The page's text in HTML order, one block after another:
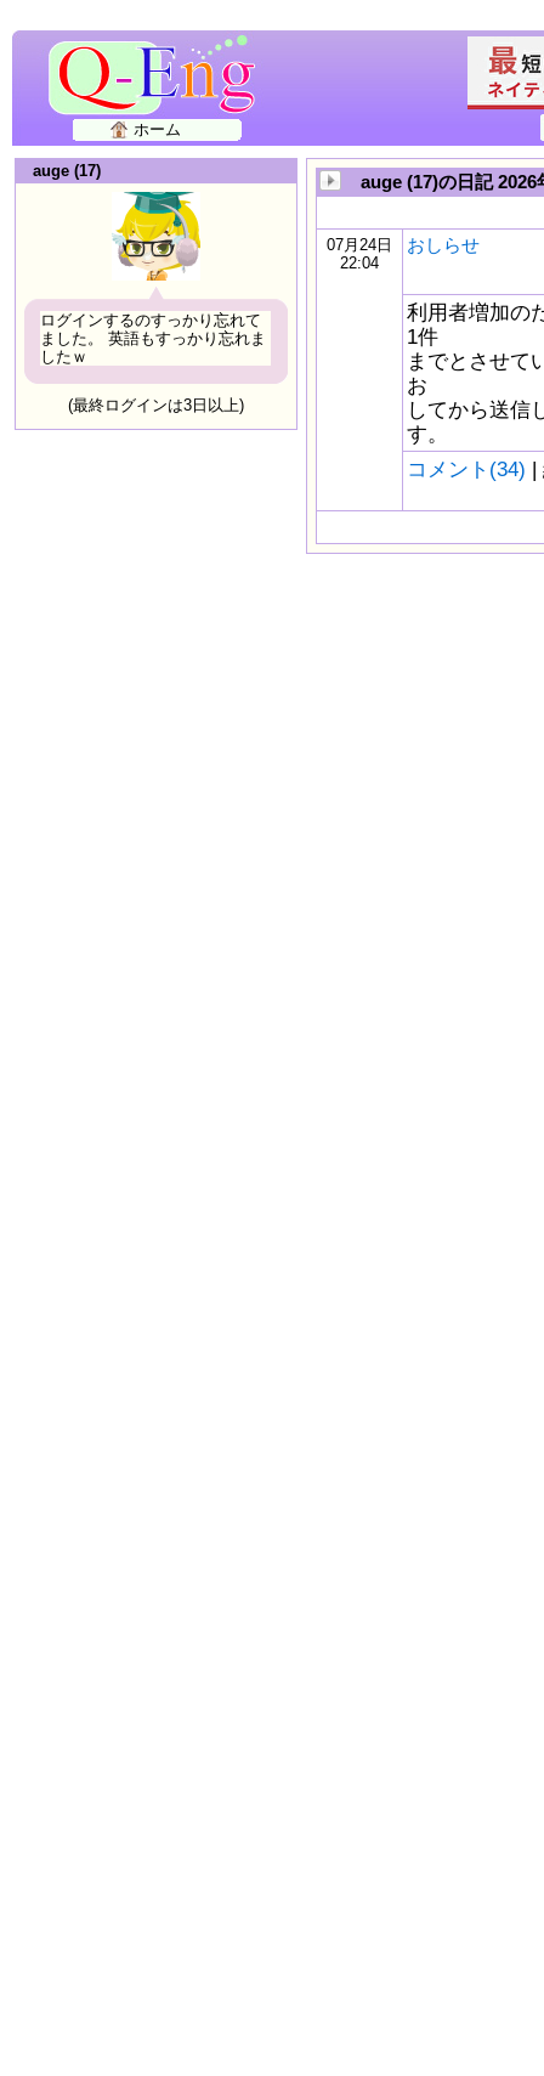
ホーム
auge (17)
ログインするのすっかり忘れて
ました。 英語もすっかり忘れま
したｗ
(最終ログインは3日以上)
auge (17)の日記 2026
07月24日
22:04
おしらせ
利用者増加の
1件
までとさせて
お
してから送信
す。
コメント(34) |